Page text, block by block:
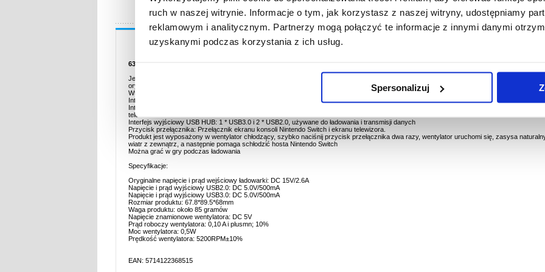
ruch w naszej witrynie. Informacje o tym, jak korzystasz z naszej witryny, udostępniamy
reklamowym i analitycznym. Partnerzy mogą połączyć te informacje z innymi danymi
uzyskanymi podczas korzystania z ich usług.
Spersonalizuj
PYTANIA? LIVE CHAT
Opis
6317 Dla Nintendo Switch 1x USB 3.0 + 2x USB 2.0 Wyjście Mini HD Video Conversion Dock z wentylatorem chłodzącym
Jest to przenośna stacja dokująca do konwersji wideo mini HD dla konsoli Nintendo Switch, która może być używana jako zamiennik
oryginalnej stacji dokującej.
Wtyczka TYPE-C: podłączana do konsoli Nintendo Switch w celu ładowania i transmisji danych.
Interfejs wejściowy TYPE-C: służy do ładowania stacji dokującej poprzez podłączenie oryginalnego zasilacza.
Interfejs wyjściowy danych HD AV: Obsługuje podłączenie kabla wysokiej rozdzielczości do bazy w celu konwersji obrazu i dźwięku do
telewizora
Interfejs wyjściowy USB HUB: 1 * USB3.0 i 2 * USB2.0, używane do ładowania i transmisji danych
Przycisk przełącznika: Przełącznik ekranu konsoli Nintendo Switch i ekranu telewizora.
Produkt jest wyposażony w wentylator chłodzący, szybko naciśnij przycisk przełącznika dwa razy, wentylator uruchomi się, zasysa
wiatr z zewnątrz, a następnie pomaga schłodzić hosta Nintendo Switch
Można grać w gry podczas ładowania
Specyfikacje:
Oryginalne napięcie i prąd wejściowy ładowarki: DC 15V/2.6A
Napięcie i prąd wyjściowy USB2.0: DC 5.0V/500mA
Napięcie i prąd wyjściowy USB3.0: DC 5.0V/500mA
Rozmiar produktu: 67.8*89.5*68mm
Waga produktu: około 85 gramów
Napięcie znamionowe wentylatora: DC 5V
Prąd roboczy wentylatora: 0,10 A i plusmn; 10%
Moc wentylatora: 0,5W
Prędkość wentylatora: 5200RPM±10%
EAN: 5714122368515